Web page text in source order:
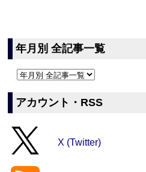
年月別 全記事一覧
アカウント・RSS
X (Twitter)